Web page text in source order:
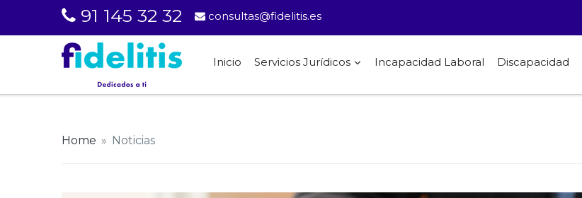
91 145 32 32 consultas@fidelitis.es
Inicio Servicios Jurídicos Incapacidad Laboral Discapacidad
Home » Noticias